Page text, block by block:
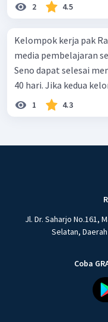
2 4.5
Kelompok kerja pak
media pembelajaran
Seno dapat selesai
40 hari. Jika kedua
1 4.3
Jl. Dr. Saharjo No.161,
Selatan,
Coba